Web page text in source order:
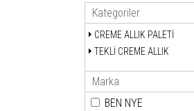
Kategoriler
CREME ALLIK PALETİ
TEKLİ CREME ALLIK
Marka
BEN NYE